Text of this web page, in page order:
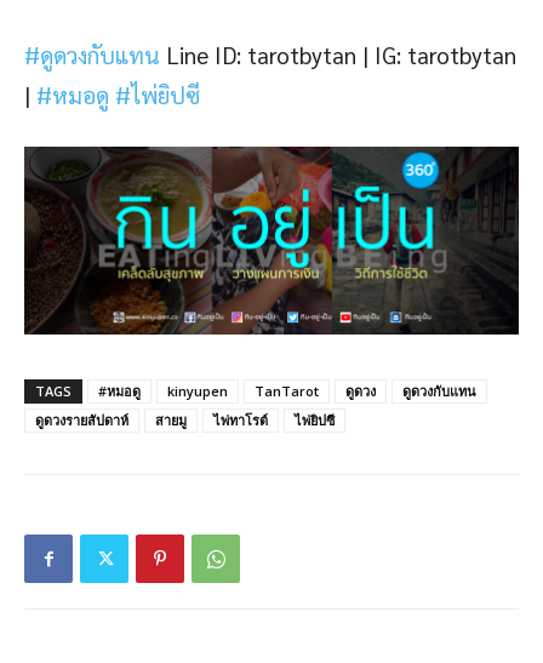
#ดูดวงกับแทน Line ID: tarotbytan | IG: tarotbytan
| #หมอดู #ไพ่ยิปซี
TAGS #หมอดู kinyupen TanTarot ดูดวง
ดูดวงกับแทน
ดูดวงรายสัปดาห์
สายมู ไพ่ทาโรต์ ไพ่ยิปซี